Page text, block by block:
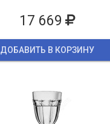
17 669
ДОБАВИТЬ В КОРЗИНУ